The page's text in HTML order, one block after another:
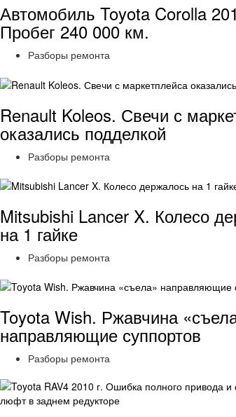
Автомобиль Toyota Corolla
Пробег 240 000 км.
Разборы ремонта
Renault Koleos. Свечи с
оказались подделкой
Разборы ремонта
Mitsubishi Lancer X. Колесо
на 1 гайке
Разборы ремонта
Toyota Wish. Ржавчина
направляющие суппортов
Разборы ремонта